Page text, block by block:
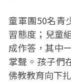
童軍團50名青
習態度；兒童
成作答，其中
掌聲。孩子們
佛教教育向下